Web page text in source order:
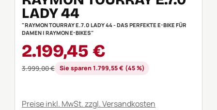
LADY 44
"RAYMON TOURRAY E.7.0 LADY 44 - DAS PERFEKTE E-BIKE FÜR
DAMEN | RAYMON E-BIKES"
Verkaufspreis:
2.199,45 €
Regulärer Preis:
3.999,00 € Sie sparen 1.799,55 € (45 %)
Preise inkl. MwSt. zzgl. Versandkosten